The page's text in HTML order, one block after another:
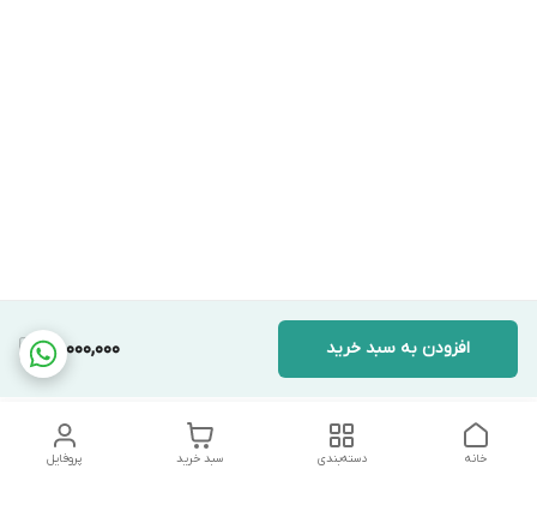
26,000,000 افزودن به سبد خرید
پروفایل سبد خرید دسته‌بندی خانه